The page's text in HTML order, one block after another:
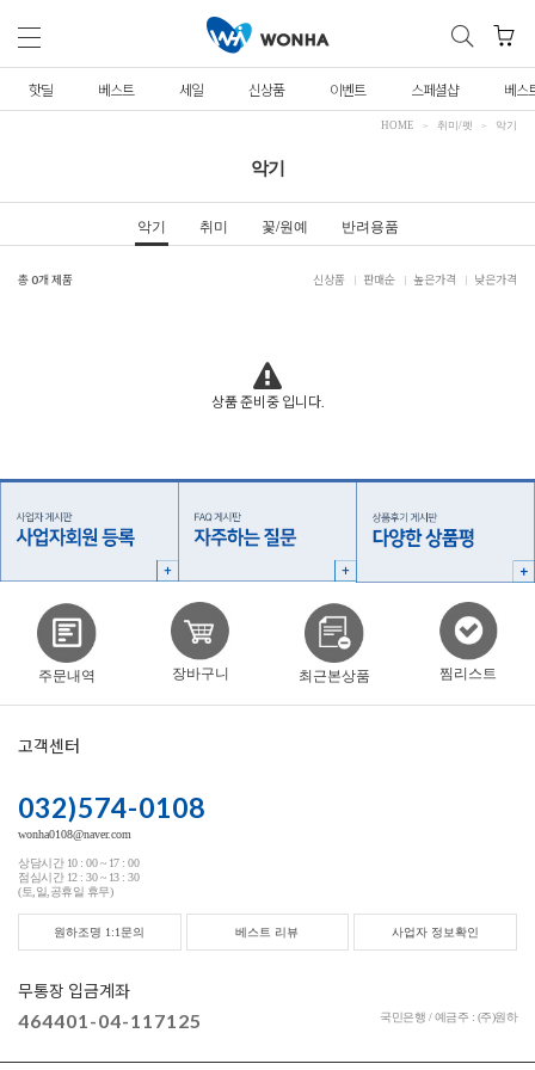
핫딜 베스트 세일 신상품 이벤트 스페셜샵 베스
HOME 취미/펫 악기
악기
악기 취미 꽃/원예 반려용품
총0개 제품 신상품 판매순 높은가격 낮은가격
상품 준비중 입니다.
주문내역 장바구니 최근본상품 찜리스트
고객센터
032)574-0108
wonha0108@naver.com
상담시간 10 : 00 ~ 17 : 00
점심시간 12 : 30 ~ 13 : 30
(토,일,공휴일 휴무)
원하조명 1:1문의 베스트 리뷰 사업자 정보확인
무통장 입금계좌
464401-04-117125 국민은행 / 예금주 : (주)원하